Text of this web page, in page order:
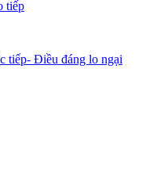
tiếp
tiếp- Điều đáng lo ngại